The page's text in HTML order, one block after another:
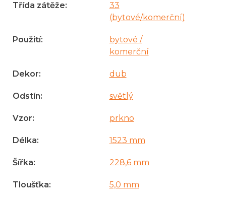
Třída zátěže:
33
(bytové/komerční)
Použití:
bytové /
komerční
Dekor: dub
Odstín: světlý
Vzor: prkno
Délka: 1523 mm
Šířka: 228,6 mm
Tloušťka: 5,0 mm